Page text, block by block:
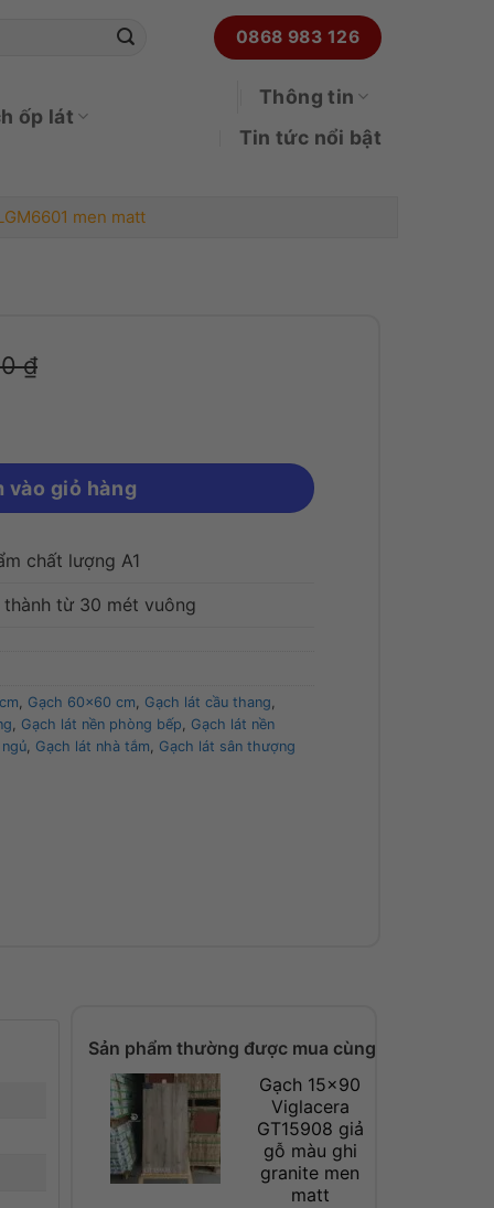
0868 983 126
ốp lát
Thông tin
Tin tức nổi bật
men matt
₫ CLGM6601 men matt số lượng
vào giỏ hàng
chất lượng A1
từ 30 mét vuông
Gạch 60x60 cm Gạch lát cầu thang
Gạch lát nền phòng bếp
Gạch lát nền
Gạch lát nhà tắm Gạch lát sân thượng
Sản phẩm thường được mua cùng
Gạch 15x90
Viglacera
GT15908 giả
gỗ màu ghi
granite men
matt